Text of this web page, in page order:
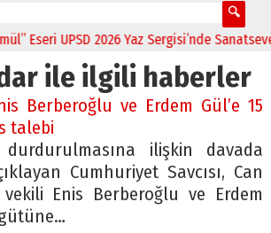
Eseri UPSD 2026 Yaz Sergisi’nde
ile ilgili haberler
Berberoğlu ve Erdem Gül’e 15
talebi
durdurulmasına ilişkin davada
Cumhuriyet Savcısı, Can
vekili Enis Berberoğlu ve Erdem